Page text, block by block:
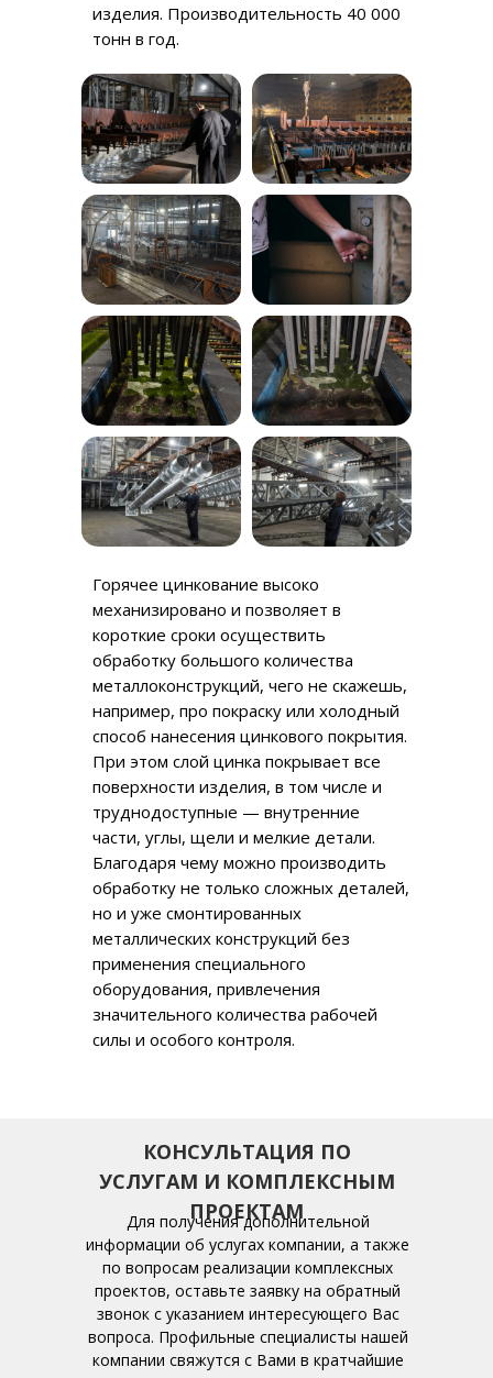
изделия. Производительность 40 000
тонн в год.
Горячее цинкование высоко
механизировано и позволяет в
короткие сроки осуществить
обработку большого количества
металлоконструкций, чего не скажешь,
например, про покраску или холодный
способ нанесения цинкового покрытия.
При этом слой цинка покрывает все
поверхности изделия, в том числе и
труднодоступные — внутренние
части, углы, щели и мелкие детали.
Благодаря чему можно производить
обработку не только сложных деталей,
но и уже смонтированных
металлических конструкций без
применения специального
оборудования, привлечения
значительного количества рабочей
силы и особого контроля.
КОНСУЛЬТАЦИЯ ПО
УСЛУГАМ И КОМПЛЕКСНЫМ
ПРОЕКТАМ
Для получения дополнительной
информации об услугах компании, а также
по вопросам реализации комплексных
проектов, оставьте заявку на обратный
звонок с указанием интересующего Вас
вопроса. Профильные специалисты нашей
компании свяжутся с Вами в кратчайшие